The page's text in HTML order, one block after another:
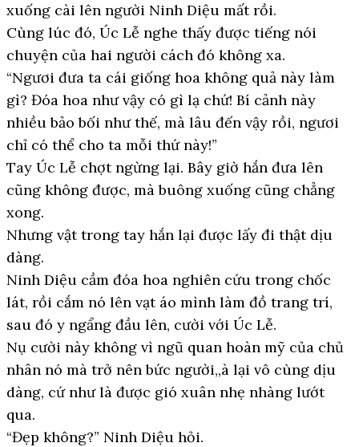
xuống cài lên người Ninh Diệu mất rồi.
Cùng lúc đó, Úc Lễ nghe thấy được tiếng nói
chuyện của hai người cách đó không xa.
“Ngươi đưa ta cái giống hoa không quả này làm
gì? Đóa hoa như vậy có gì lạ chứ! Bí cảnh này
nhiều bảo bối như thế, mà lâu đến vậy rồi, ngươi
chỉ có thể cho ta mỗi thứ này!”
Tay Úc Lễ chợt ngừng lại. Bây giờ hắn đưa lên
cũng không được, mà buông xuống cũng chẳng
xong.
Nhưng vật trong tay hắn lại được lấy đi thật dịu
dàng.
Ninh Diệu cầm đóa hoa nghiên cứu trong chốc
lát, rồi cắm nó lên vạt áo mình làm đồ trang trí,
sau đó y ngẩng đầu lên, cười với Úc Lễ.
Nụ cười này không vì ngũ quan hoàn mỹ của chủ
nhân nó mà trở nên bức người,,à lại vô cùng dịu
dàng, cứ như là được gió xuân nhẹ nhàng lướt
qua.
“Đẹp không?” Ninh Diệu hỏi.